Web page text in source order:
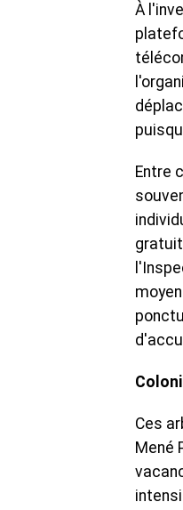
À
Entre
Ces
Mené